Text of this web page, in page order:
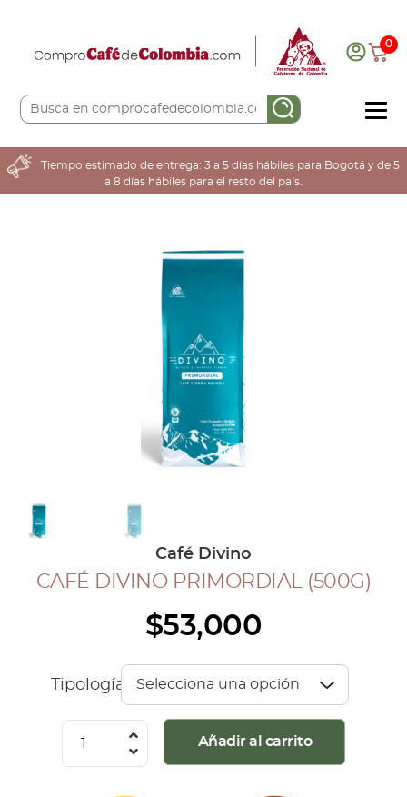
0
COMPRA AQUÍ
COLOMBIA CAFETERA
COLECCIÓN CAFETERA
INGRESAR
Inicia Sesión
Tiempo estimado de entrega: 3 a 5 días hábiles para Bogotá y de 5
a 8 días hábiles para el resto del país.
Café Divino
CAFÉ DIVINO PRIMORDIAL (500G)
$53,000
Tipología
Añadir al carrito